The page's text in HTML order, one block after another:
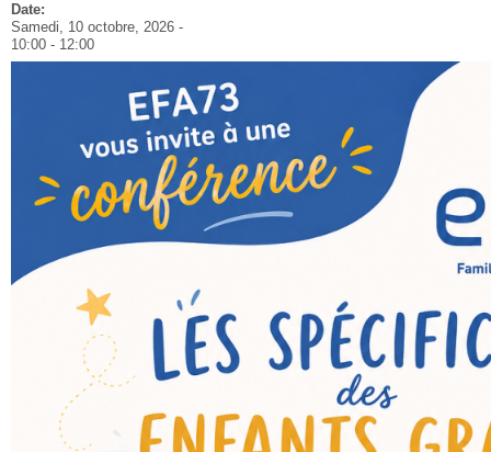
Date:
Samedi, 10 octobre, 2026 -
10:00 - 12:00